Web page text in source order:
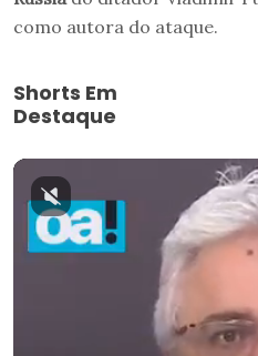
como autora do ataque.
Shorts Em
Destaque